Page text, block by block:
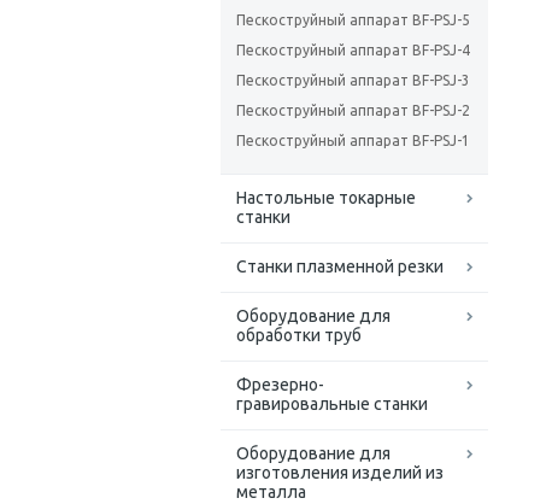
Пескоструйный аппарат BF-PSJ-5
Пескоструйный аппарат BF-PSJ-4
Пескоструйный аппарат BF-PSJ-3
Пескоструйный аппарат BF-PSJ-2
Пескоструйный аппарат BF-PSJ-1
Настольные токарные
станки
Станки плазменной резки
Оборудование для
обработки труб
Фрезерно-
гравировальные станки
Оборудование для
изготовления изделий из
металла